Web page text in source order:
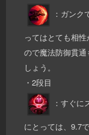
：ガンク
ってはとても相
ので魔法防御貫
しょう。
・2段目
：すぐ
にとっては、9.7